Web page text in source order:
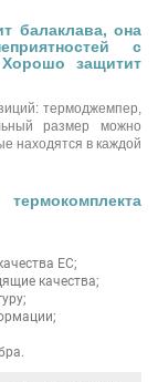
балаклава, она
с
защитит
термоджемпер,
размер можно
находятся в каждой
ЕС;
качества;
.